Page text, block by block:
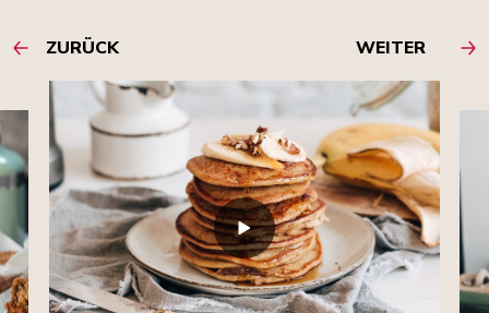
ZURÜCK WEITER